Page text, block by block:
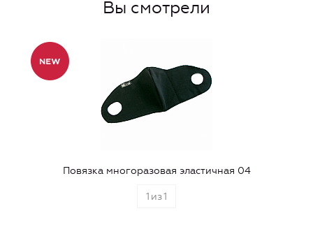
Вы смотрели
Повязка многоразовая эластичная 04
1 из1